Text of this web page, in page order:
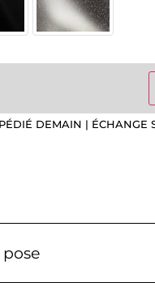
DEMAIN | ÉCHANGE